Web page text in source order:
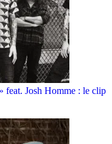
feat. Josh Homme : le clip